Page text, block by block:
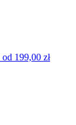
od 199,00 zł